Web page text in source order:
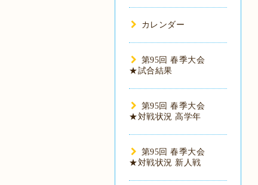
カレンダー
第95回 春季大会
★試合結果
第95回 春季大会
★対戦状況 高学年
第95回 春季大会
★対戦状況 新人戦